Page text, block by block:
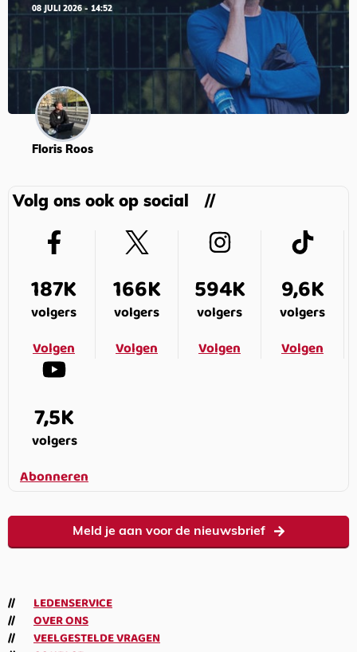
08 JULI 2026 - 14:52
Floris Roos
Volg ons ook op social
187K
volgers
Volgen
166K
volgers
Volgen
594K
volgers
Volgen
9,6K
volgers
Volgen
7,5K
volgers
Abonneren
Meld je aan voor de nieuwsbrief
LEDENSERVICE
OVER ONS
VEELGESTELDE VRAGEN